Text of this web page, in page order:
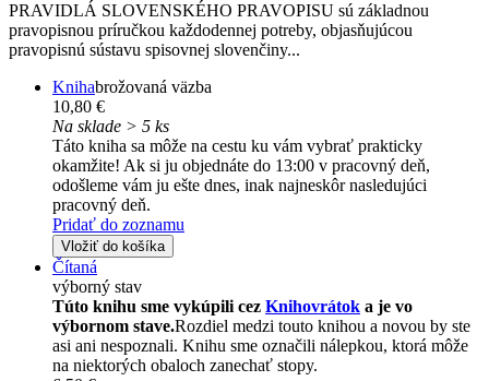
PRAVIDLÁ SLOVENSKÉHO PRAVOPISU sú základnou
pravopisnou príručkou každodennej potreby, objasňujúcou
pravopisnú sústavu spisovnej slovenčiny...
Knihabrožovaná väzba
10,80 €
Na sklade > 5 ks
Táto kniha sa môže na cestu ku vám vybrať prakticky
okamžite! Ak si ju objednáte do 13:00 v pracovný deň,
odošleme vám ju ešte dnes, inak najneskôr nasledujúci
pracovný deň.
Pridať do zoznamu
Vložiť do košíka
Čítaná
výborný stav
Túto knihu sme vykúpili cez Knihovrátok a je vo
výbornom stave.Rozdiel medzi touto knihou a novou by ste
asi ani nespoznali. Knihu sme označili nálepkou, ktorá môže
na niektorých obaloch zanechať stopy.